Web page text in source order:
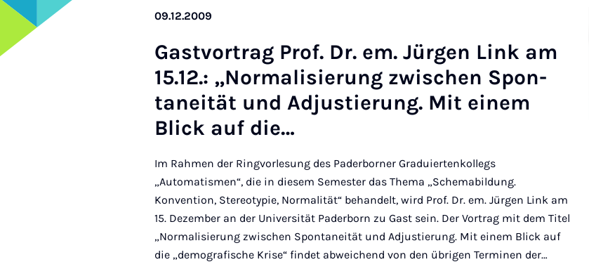
09.12.2009
Gastvor­trag Prof. Dr. em. Jür­gen Link am
15.12.: „Nor­m­al­is­ier­ung zwis­chen Spon­
taneität und Ad­justier­ung. Mit einem
Blick auf die…
Im Rahmen der Ringvorlesung des Paderborner Graduiertenkollegs
„Automatismen“, die in diesem Semester das Thema „Schemabildung.
Konvention, Stereotypie, Normalität“ behandelt, wird Prof. Dr. em. Jürgen Link am
15. Dezember an der Universität Paderborn zu Gast sein. Der Vortrag mit dem Titel
„Normalisierung zwischen Spontaneität und Adjustierung. Mit einem Blick auf
die „demografische Krise“ findet abweichend von den übrigen Terminen der…